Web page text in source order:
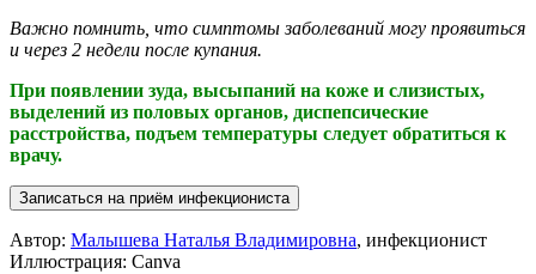
Важно помнить, что симптомы заболеваний могу проявиться
и через 2 недели после купания.
При появлении зуда, высыпаний на коже и слизистых,
выделений из половых органов, диспепсические
расстройства, подъем температуры следует обратиться к
врачу.
Автор: Малышева Наталья Владимировна, инфекционист
Иллюстрация: Canva